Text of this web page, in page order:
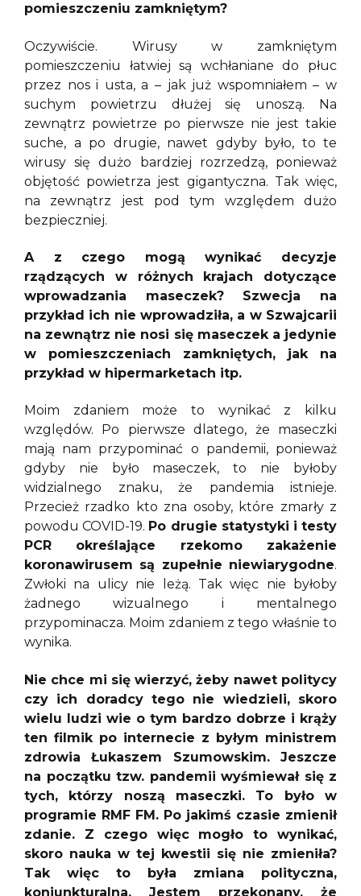
pomieszczeniu zamkniętym?
Oczywiście. Wirusy w zamkniętym
pomieszczeniu łatwiej są wchłaniane do płuc
przez nos i usta, a – jak już wspomniałem – w
suchym powietrzu dłużej się unoszą. Na
zewnątrz powietrze po pierwsze nie jest takie
suche, a po drugie, nawet gdyby było, to te
wirusy się dużo bardziej rozrzedzą, ponieważ
objętość powietrza jest gigantyczna. Tak więc,
na zewnątrz jest pod tym względem dużo
bezpieczniej.
A z czego mogą wynikać decyzje
rządzących w różnych krajach dotyczące
wprowadzania maseczek? Szwecja na
przykład ich nie wprowadziła, a w Szwajcarii
na zewnątrz nie nosi się maseczek a jedynie
w pomieszczeniach zamkniętych, jak na
przykład w hipermarketach itp.
Moim zdaniem może to wynikać z kilku
względów. Po pierwsze dlatego, że maseczki
mają nam przypominać o pandemii, ponieważ
gdyby nie było maseczek, to nie byłoby
widzialnego znaku, że pandemia istnieje.
Przecież rzadko kto zna osoby, które zmarły z
powodu COVID-19. Po drugie statystyki i testy
PCR określające rzekomo zakażenie
koronawirusem są zupełnie niewiarygodne.
Zwłoki na ulicy nie leżą. Tak więc nie byłoby
żadnego wizualnego i mentalnego
przypominacza. Moim zdaniem z tego właśnie to
wynika.
Nie chce mi się wierzyć, żeby nawet politycy
czy ich doradcy tego nie wiedzieli, skoro
wielu ludzi wie o tym bardzo dobrze i krąży
ten filmik po internecie z byłym ministrem
zdrowia Łukaszem Szumowskim. Jeszcze
na początku tzw. pandemii wyśmiewał się z
tych, którzy noszą maseczki. To było w
programie RMF FM. Po jakimś czasie zmienił
zdanie. Z czego więc mogło to wynikać,
skoro nauka w tej kwestii się nie zmieniła?
Tak więc to była zmiana polityczna,
koniunkturalna. Jestem przekonany, że